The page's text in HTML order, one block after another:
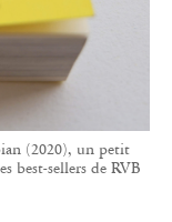
(2020), un petit
best-sellers de RVB